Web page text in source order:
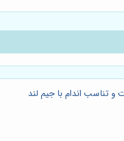
و تناسب اندام با جیم لند